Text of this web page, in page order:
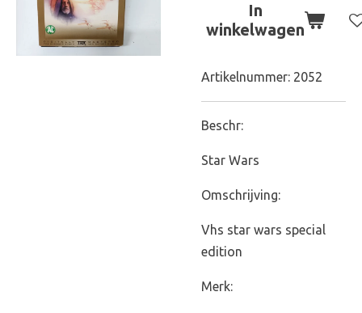
In
winkelwagen
Artikelnummer: 2052
Beschr:
Star Wars
Omschrijving:
Vhs star wars special
edition
Merk: